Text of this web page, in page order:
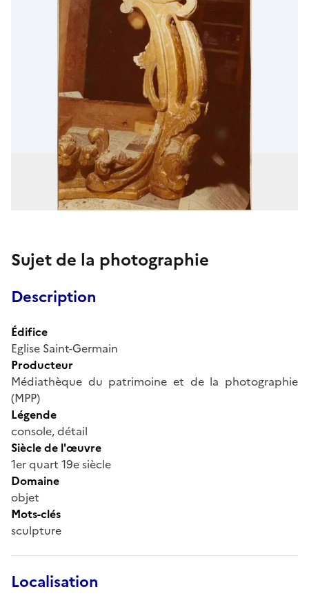
Sujet de la photographie
Description
Édifice
Eglise Saint-Germain
Producteur
Médiathèque du patrimoine et de la photographie
(MPP)
Légende
console, détail
Siècle de l'œuvre
1er quart 19e siècle
Domaine
objet
Mots-clés
sculpture
Localisation